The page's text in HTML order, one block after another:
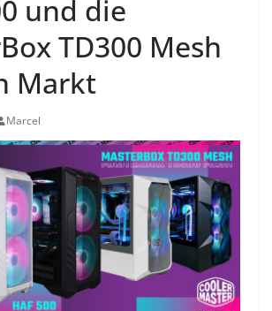
und die
TD300 Mesh
Markt
Marcel